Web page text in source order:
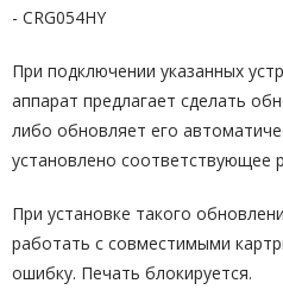
- CRG054HY
При подключении указанных
аппарат предлагает сделать
либо обновляет его
установлено соответствующее
При установке такого
работать с совместимыми
ошибку. Печать блокируется.